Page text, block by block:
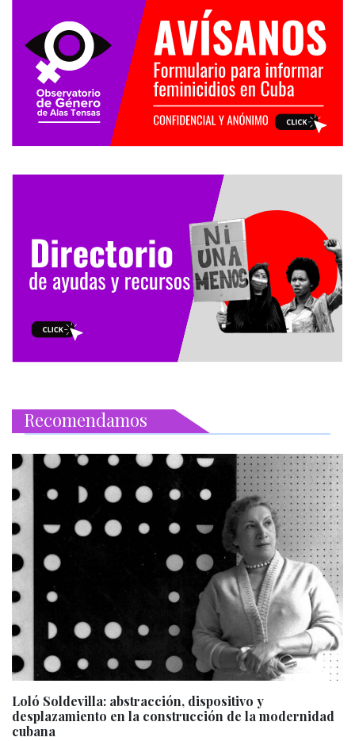
Recomendamos
Loló Soldevilla: abstracción, dispositivo y
desplazamiento en la construcción de la modernidad
cubana